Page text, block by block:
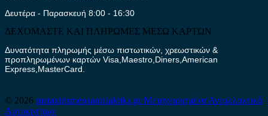
Δευτέρα - Παρασκευή 8:00 - 16:30
ΔΕΧΟΜΑΣΤΕ ΚΑΙ ΠΛΗΡΩΜΕΣ ΜΕΣΩ ΚΑΡΤΩΝ
Δυνατότητα πληρωμής μέσω πιστωτικών, χρεωστικών &
προπληρωμένων καρτών Visa,Maestro,Diners,American
Express,MasterCard.
© 2026 metaxirismenaantalaktika.grΜεταχειρισμένα Ανταλλακτικά
Αυτοκινήτων